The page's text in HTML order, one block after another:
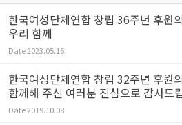
한국여성단체연합 창립 36주년 후원
우리 함께
Date2023.05.16
한국여성단체연합 창립 32주년 후원
함께해 주신 여러분 진심으로 감사드
Date2019.10.08